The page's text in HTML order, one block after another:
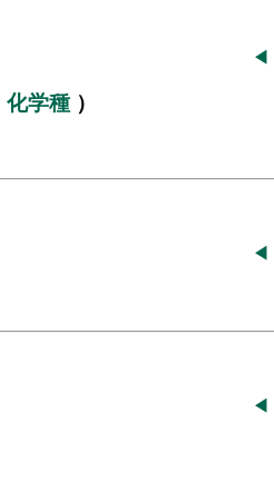
◀
化学種 ）
◀
◀